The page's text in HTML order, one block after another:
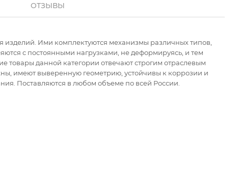
ОТЗЫВЫ
Ими комплектуются механизмы различных типов,
с постоянными нагрузками, не деформируясь, и тем
товары данной категории отвечают строгим отраслевым
имеют выверенную геометрию, устойчивы к коррозии и
Поставляются в любом объеме по всей России.